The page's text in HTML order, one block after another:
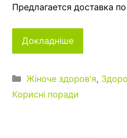
Предлагается доставка
Докладніше
К
а
Жіноче здоров'я,
Корисні поради